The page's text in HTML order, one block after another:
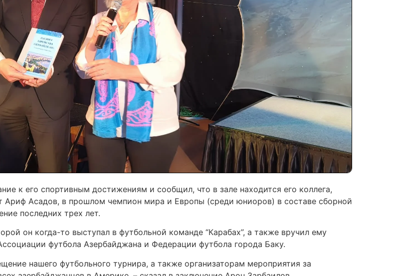
к его спортивным достижениям и сообщил, что в зале находится его коллега,
Ариф Асадов, в прошлом чемпион мира и Европы (среди юниоров) в составе сборной
последних трех лет.
он когда-то выступал в футбольной команде “Карабах”, а также вручил ему
футбола Азербайджана и Федерации футбола города Баку.
нашего футбольного турнира, а также организаторам мероприятия за